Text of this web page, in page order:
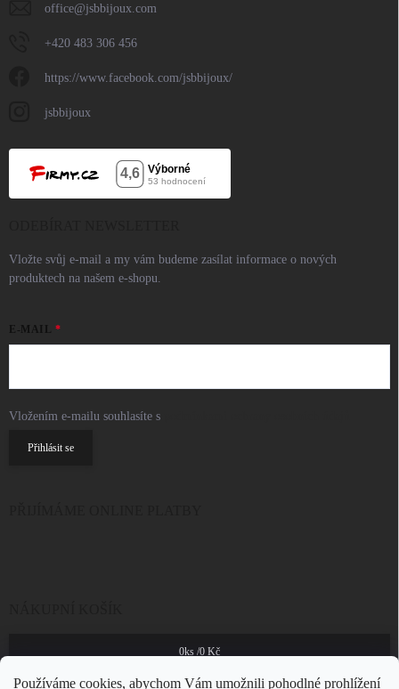
Používáme cookies, abychom Vám umožnili pohodlné prohlížení
office@jsbbijoux.com
+420 483 306 456
https://www.facebook.com/jsbbijoux/
jsbbijoux
Vložte svůj e-mail a my vám budeme zasílat informace o nových
produktech na našem e-shopu.
E-MAIL
Vložením e-mailu souhlasíte s
Přihlásit se
0ks /0 Kč